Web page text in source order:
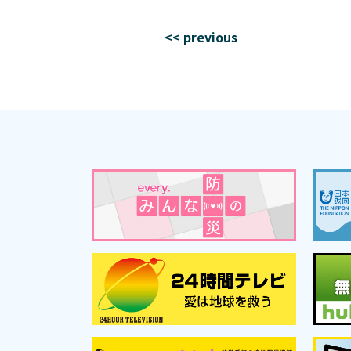
<< previous